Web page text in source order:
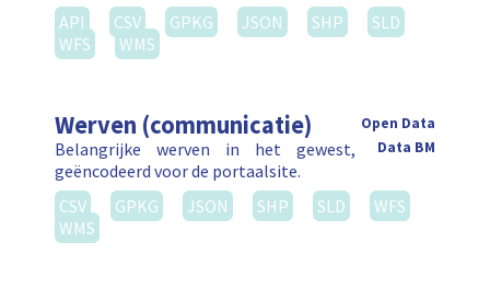
API
CSV GPKG JSON SHP
SLD
WFS
WMS
Werven (communicatie)
Open Data
Data BM
Belangrijke werven in het gewest,
geëncodeerd voor de portaalsite.
CSV
GPKG JSON SHP SLD
WFS
WMS